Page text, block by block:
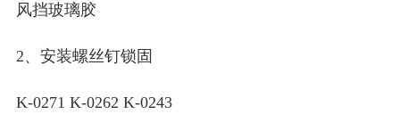
风挡玻璃胶
2、安装螺丝钉锁固
K-0271 K-0262 K-0243